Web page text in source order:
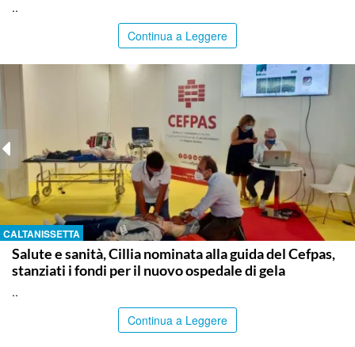
..
Continua a Leggere
CALTANISSETTA
Salute e sanità, Cillia nominata alla guida del Cefpas,
stanziati i fondi per il nuovo ospedale di gela
..
Continua a Leggere